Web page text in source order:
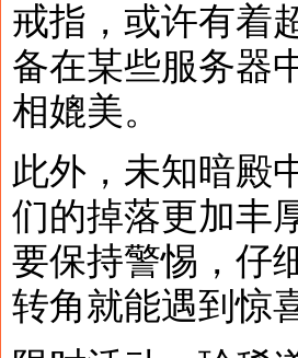
戒指，或许有着
备在某些服务器
相媲美。
此外，未知暗殿
们的掉落更加丰
要保持警惕，仔
转角就能遇到惊